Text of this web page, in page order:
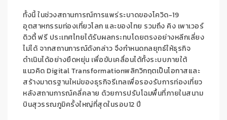
ทั้งนี้ในช่วงสถานการณ์การแพร่ระบาดของโควิด-19
อุตสาหกรรมท่องเที่ยวโลก และของไทย รวมถึง คิง เพาเวอร์
ดิวตี้ ฟรี ประเทศไทยได้รับผลกระทบโดยตรงอย่างหลีกเลี่ยง
ไม่ได้ จากสถานการณ์ดังกล่าว จึงกำหนดกลยุทธ์ให้ธุรกิจ
ดำเนินได้อย่างยืดหยุ่น เพื่อขับเคลื่อนได้ทั้งระบบภายใต้
แนวคิดDigital Transformationพลิกวิกฤตเป็นโอกาสและ
สร้างมาตรฐานใหม่ของธุรกิจรีเทลเพื่อรองรับการท่องเที่ยว
หลังสถานการณ์คลี่คลาย ด้วยการปรับโฉมพื้นที่ภายในสนาม
บินสุวรรณภูมิครั้งใหญ่ที่สุดในรอบ12 ปี